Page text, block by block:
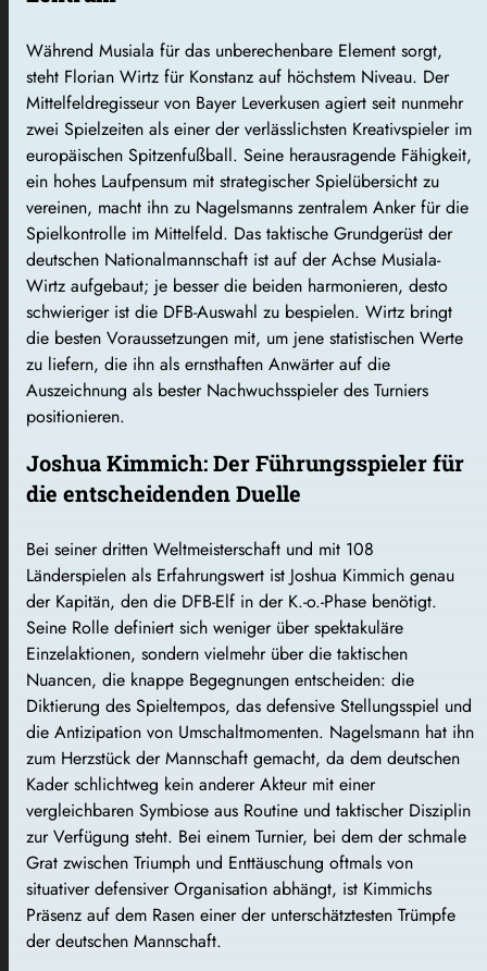
Während Musiala für das unberechenbare Element sorgt,
steht Florian Wirtz für Konstanz auf höchstem Niveau. Der
Mittelfeldregisseur von Bayer Leverkusen agiert seit nunmehr
zwei Spielzeiten als einer der verlässlichsten Kreativspieler im
europäischen Spitzenfußball. Seine herausragende Fähigkeit,
ein hohes Laufpensum mit strategischer Spielübersicht zu
vereinen, macht ihn zu Nagelsmanns zentralem Anker für die
Spielkontrolle im Mittelfeld. Das taktische Grundgerüst der
deutschen Nationalmannschaft ist auf der Achse Musiala-
Wirtz aufgebaut; je besser die beiden harmonieren, desto
schwieriger ist die DFB-Auswahl zu bespielen. Wirtz bringt
die besten Voraussetzungen mit, um jene statistischen Werte
zu liefern, die ihn als ernsthaften Anwärter auf die
Auszeichnung als bester Nachwuchsspieler des Turniers
positionieren.
Joshua Kimmich: Der Führungsspieler für
die entscheidenden Duelle
Bei seiner dritten Weltmeisterschaft und mit 108
Länderspielen als Erfahrungswert ist Joshua Kimmich genau
der Kapitän, den die DFB-Elf in der K.-o.-Phase benötigt.
Seine Rolle definiert sich weniger über spektakuläre
Einzelaktionen, sondern vielmehr über die taktischen
Nuancen, die knappe Begegnungen entscheiden: die
Diktierung des Spieltempos, das defensive Stellungsspiel und
die Antizipation von Umschaltmomenten. Nagelsmann hat ihn
zum Herzstück der Mannschaft gemacht, da dem deutschen
Kader schlichtweg kein anderer Akteur mit einer
vergleichbaren Symbiose aus Routine und taktischer Disziplin
zur Verfügung steht. Bei einem Turnier, bei dem der schmale
Grat zwischen Triumph und Enttäuschung oftmals von
situativer defensiver Organisation abhängt, ist Kimmichs
Präsenz auf dem Rasen einer der unterschätztesten Trümpfe
der deutschen Mannschaft.